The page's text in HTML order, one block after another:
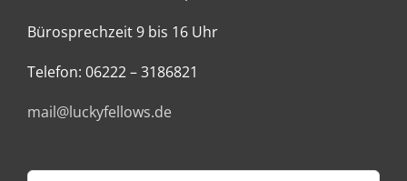
Bürosprechzeit 9 bis 16 Uhr
Telefon: 06222 – 3186821
mail@luckyfellows.de